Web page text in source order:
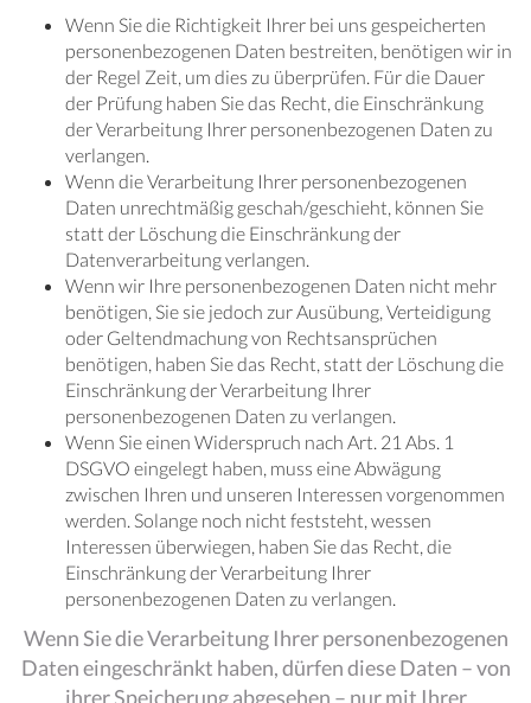
Wenn Sie die Richtigkeit Ihrer bei uns gespeicherten
personenbezogenen Daten bestreiten, benötigen wir in
der Regel Zeit, um dies zu überprüfen. Für die Dauer
der Prüfung haben Sie das Recht, die Einschränkung
der Verarbeitung Ihrer personenbezogenen Daten zu
verlangen.
Wenn die Verarbeitung Ihrer personenbezogenen
Daten unrechtmäßig geschah/geschieht, können Sie
statt der Löschung die Einschränkung der
Datenverarbeitung verlangen.
Wenn wir Ihre personenbezogenen Daten nicht mehr
benötigen, Sie sie jedoch zur Ausübung, Verteidigung
oder Geltendmachung von Rechtsansprüchen
benötigen, haben Sie das Recht, statt der Löschung die
Einschränkung der Verarbeitung Ihrer
personenbezogenen Daten zu verlangen.
Wenn Sie einen Widerspruch nach Art. 21 Abs. 1
DSGVO eingelegt haben, muss eine Abwägung
zwischen Ihren und unseren Interessen vorgenommen
werden. Solange noch nicht feststeht, wessen
Interessen überwiegen, haben Sie das Recht, die
Einschränkung der Verarbeitung Ihrer
personenbezogenen Daten zu verlangen.
Wenn Sie die Verarbeitung Ihrer personenbezogenen
Daten eingeschränkt haben, dürfen diese Daten – von
ihrer Speicherung abgesehen – nur mit Ihrer